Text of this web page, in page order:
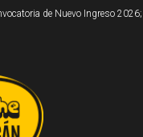
de Nuevo Ingreso 2026;